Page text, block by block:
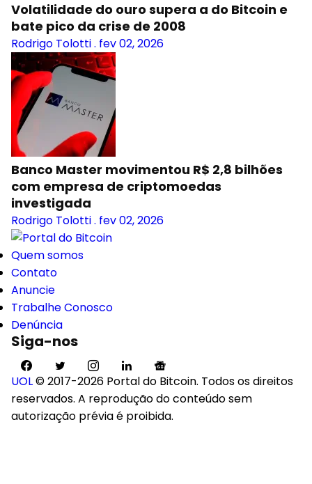
Volatilidade do ouro supera a do Bitcoin e
bate pico da crise de 2008
Rodrigo Tolotti. fev 02, 2026
Banco Master movimentou R$ 2,8 bilhões
com empresa de criptomoedas
investigada
Rodrigo Tolotti. fev 02, 2026
Quem somos
Contato
Anuncie
Trabalhe Conosco
Denúncia
Siga-nos
UOL© 2017-2026 Portal do Bitcoin. Todos os direitos
reservados. A reprodução do conteúdo sem
autorização prévia é proibida.